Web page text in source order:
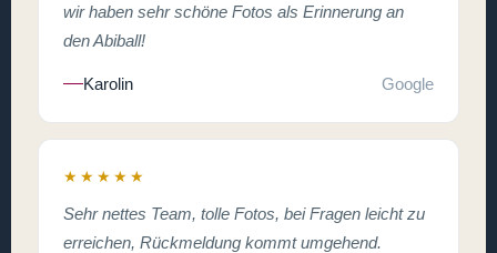
wir haben sehr schöne Fotos als Erinnerung an
den Abiball!
Karolin Google
★★★★★
Sehr nettes Team, tolle Fotos, bei Fragen leicht zu
erreichen, Rückmeldung kommt umgehend.